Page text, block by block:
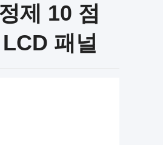
제 10 점
패널